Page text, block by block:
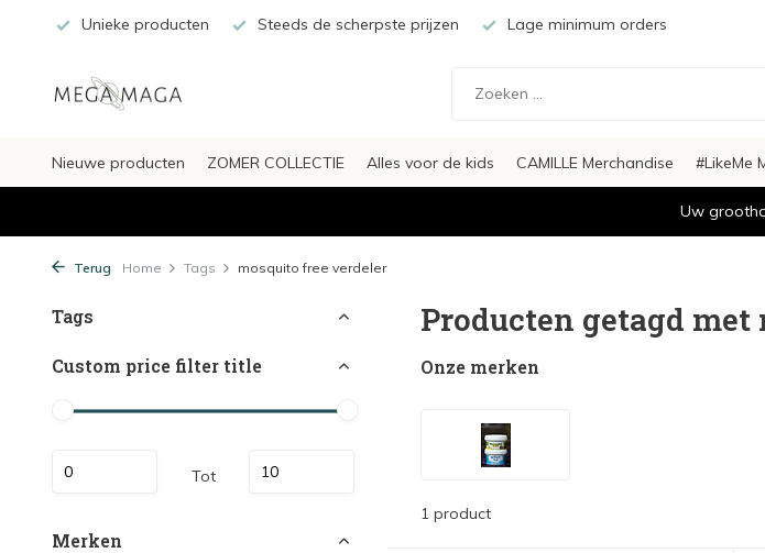
Unieke producten Steeds de scherpste prijzen Lage minimum orders
Nieuwe producten ZOMER COLLECTIE Alles voor de kids CAMILLE Merchandise #LikeMe
Uw
Terug Home Tags mosquito free verdeler
Tags
Custom price filter title
Tot
Merken
Producten getagd
Onze merken
1 product